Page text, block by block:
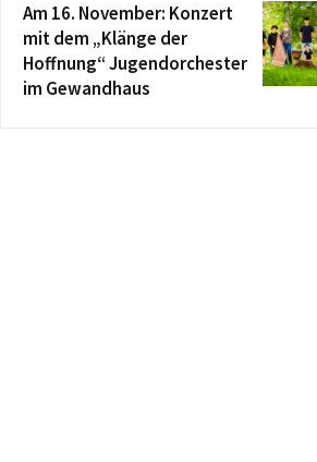
Am 16. November: Konzert
mit dem „Klänge der
Hoffnung“ Jugendorchester
im Gewandhaus